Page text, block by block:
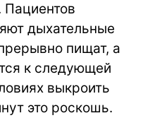
дыхательные
пищат, а
к следующей
выкроить
это роскошь.